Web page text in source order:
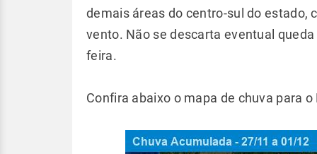
demais áreas do centro-sul do estado,
vento. Não se descarta eventual
feira.
Confira abaixo o mapa de chuva para